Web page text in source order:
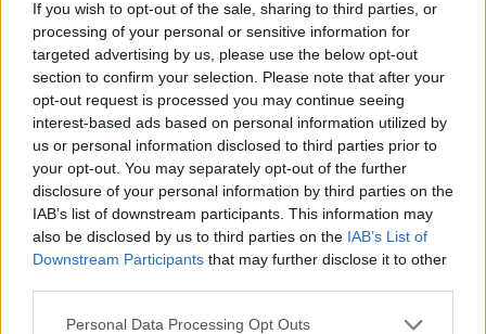
If you wish to opt-out of the sale, sharing to third parties, or
processing of your personal or sensitive information for
targeted advertising by us, please use the below opt-out
section to confirm your selection. Please note that after your
opt-out request is processed you may continue seeing
interest-based ads based on personal information utilized by
us or personal information disclosed to third parties prior to
your opt-out. You may separately opt-out of the further
disclosure of your personal information by third parties on the
IAB’s list of downstream participants. This information may
also be disclosed by us to third parties on the IAB’s List of
Downstream Participants that may further disclose it to other
Please note that this website/app uses one or more Google
Personal Data Processing Opt Outs
Sigue leyendo